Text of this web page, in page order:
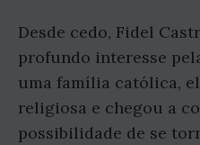
Desde cedo, Fidel
profundo interesse
uma família católica,
religiosa e chegou a
possibilidade de se